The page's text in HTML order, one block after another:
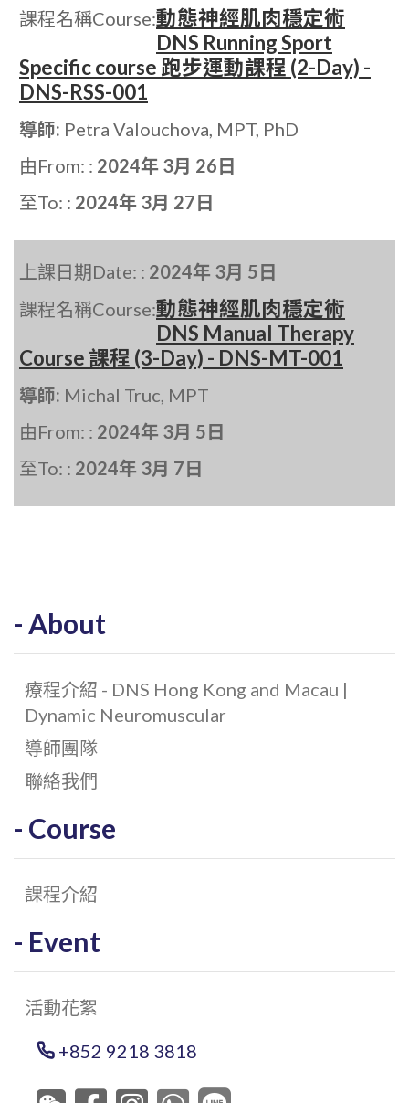
課程名稱Course:動態神經肌肉穩定術
DNS Running Sport
Specific course 跑步運動課程 (2-Day) -
DNS-RSS-001
導師: Petra Valouchova, MPT, PhD
由From: : 2024年 3月 26日
至To: : 2024年 3月 27日
上課日期Date: : 2024年 3月 5日
課程名稱Course:動態神經肌肉穩定術
DNS Manual Therapy
Course 課程 (3-Day) - DNS-MT-001
導師: Michal Truc, MPT
由From: : 2024年 3月 5日
至To: : 2024年 3月 7日
About
療程介紹 - DNS Hong Kong and Macau |
Dynamic Neuromuscular
導師團隊
聯絡我們
Course
課程介紹
Event
活動花絮
+852 9218 3818